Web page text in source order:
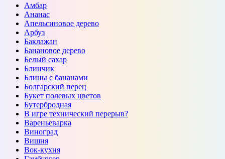
Амбар
Ананас
Апельсиновое дерево
Арбуз
Баклажан
Банановое дерево
Белый сахар
Блинчик
Блины с бананами
Болгарский перец
Букет полевых цветов
Бутербродная
В игре технический перерыв?
Вареньеварка
Виноград
Вишня
Вок-кухня